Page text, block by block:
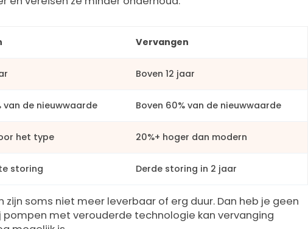
Vervangen
Boven 12 jaar
van de nieuwwaarde Boven 60% van de nieuwwaarde
het type 20%+ hoger dan modern
storing Derde storing in 2 jaar
soms niet meer leverbaar of erg duur. Dan heb je geen
pompen met verouderde technologie kan vervanging